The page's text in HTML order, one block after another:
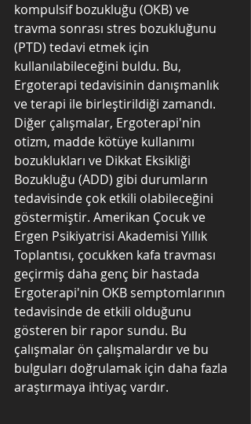
kompulsif bozukluğu (OKB) ve
travma sonrası stres bozukluğunu
(PTD) tedavi etmek için
kullanılabileceğini buldu. Bu,
Ergoterapi tedavisinin danışmanlık
ve terapi ile birleştirildiği zamandı.
Diğer çalışmalar, Ergoterapi'nin
otizm, madde kötüye kullanımı
bozuklukları ve Dikkat Eksikliği
Bozukluğu (ADD) gibi durumların
tedavisinde çok etkili olabileceğini
göstermiştir. Amerikan Çocuk ve
Ergen Psikiyatrisi Akademisi Yıllık
Toplantısı, çocukken kafa travması
geçirmiş daha genç bir hastada
Ergoterapi'nin OKB semptomlarının
tedavisinde de etkili olduğunu
gösteren bir rapor sundu. Bu
çalışmalar ön çalışmalardır ve bu
bulguları doğrulamak için daha fazla
araştırmaya ihtiyaç vardır.